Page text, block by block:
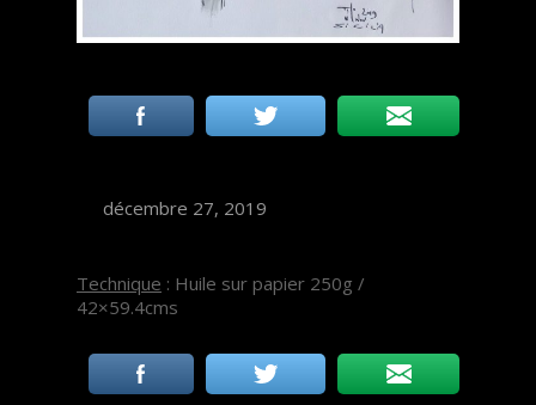
décembre 27, 2019
Technique : Huile sur papier 250g /
42×59.4cms